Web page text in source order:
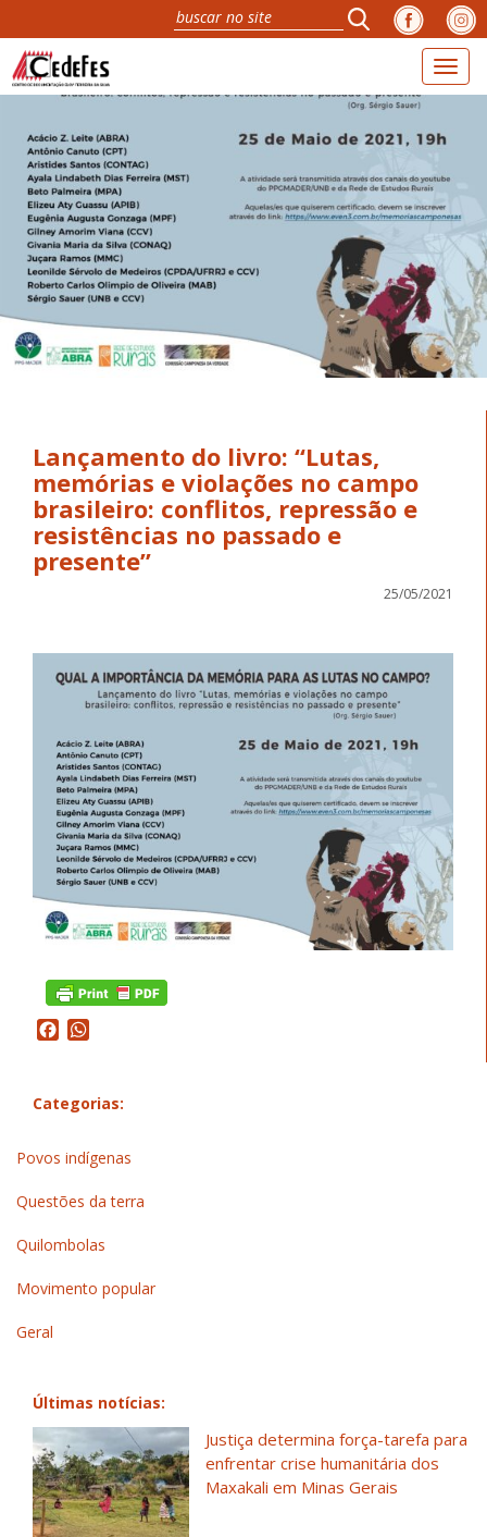
Lançamento do livro: “Lutas,
memórias e violações no campo
brasileiro: conflitos, repressão e
resistências no passado e
presente”
25/05/2021
Facebook
Categorias:
Povos indígenas
Questões da terra
Quilombolas
Movimento popular
Geral
Últimas notícias:
Justiça determina força-tarefa para
enfrentar crise humanitária dos
Maxakali em Minas Gerais